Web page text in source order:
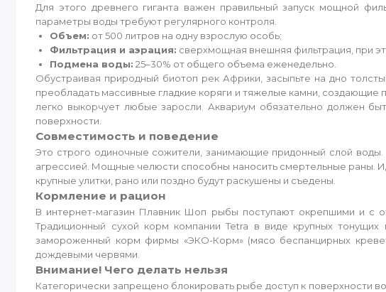
Для этого древнего гиганта важен правильный запуск мощной
параметры воды требуют регулярного контроля.
Объем: от 500 литров на одну взрослую особь;
Фильтрация и аэрация: сверхмощная внешняя фильтрация, при
Подмена воды: 25–30% от общего объема еженедельно.
Обустраивая природный биотоп рек Африки, засыпьте на дно
преобладать массивные гладкие коряги и тяжелые камни,
легко выкорчует любые заросли. Аквариум обязательно должен
поверхности.
Совместимость и поведение
Это строго одиночные сожители, занимающие придонный слой
агрессией. Мощные челюсти способны наносить смертельные раны.
крупные улитки, рано или поздно будут раскушены и съедены.
Кормление и рацион
В интернет-магазин Плавник Шоп рыбы поступают окрепшими и с
Традиционный сухой корм компании Tetra в виде крупных
замороженный корм фирмы «ЭКО-Корм» (мясо беспанцирных
дождевыми червями.
Внимание! Чего делать нельзя
Категорически запрещено блокировать рыбе доступ к поверхности